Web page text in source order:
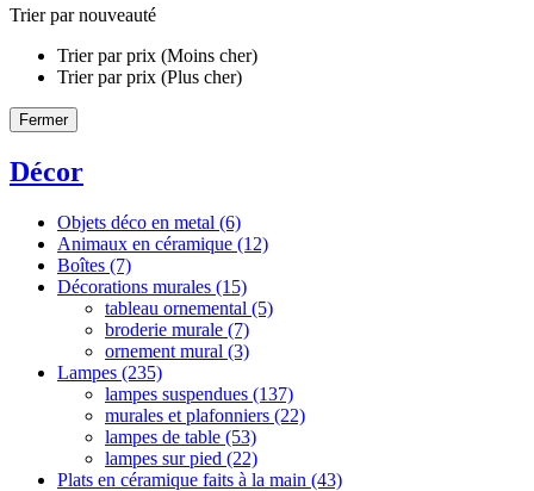
Trier par nouveauté
Trier par prix (Moins cher)
Trier par prix (Plus cher)
Fermer
Décor
Objets déco en metal (6)
Animaux en céramique (12)
Boîtes (7)
Décorations murales (15)
tableau ornemental (5)
broderie murale (7)
ornement mural (3)
Lampes (235)
lampes suspendues (137)
murales et plafonniers (22)
lampes de table (53)
lampes sur pied (22)
Plats en céramique faits à la main (43)